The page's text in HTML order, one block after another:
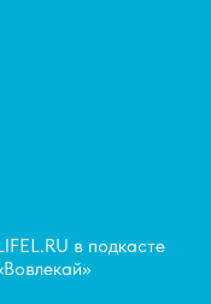
в подкасте